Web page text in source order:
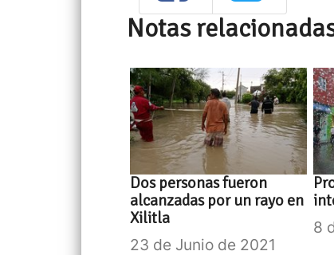
Notas
Dos personas fueron
alcanzadas por un rayo en
Xilitla
23 de Junio de 2021
8